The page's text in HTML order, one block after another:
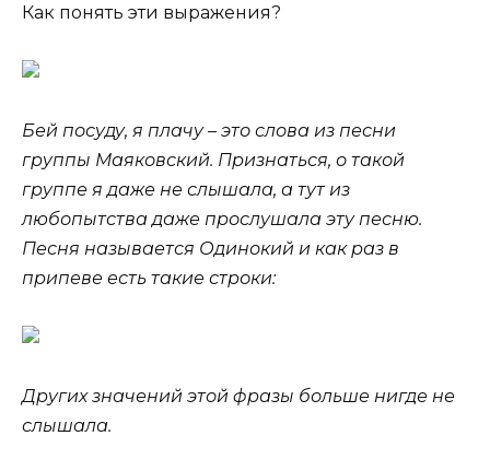
Как понять эти выражения?
Бей посуду, я плачу – это слова из песни
группы Маяковский. Признаться, о такой
группе я даже не слышала, а тут из
любопытства даже прослушала эту песню.
Песня называется Одинокий и как раз в
припеве есть такие строки:
Других значений этой фразы больше нигде не
слышала.